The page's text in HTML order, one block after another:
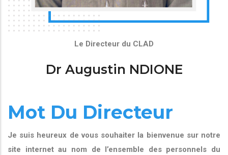
Le Directeur du CLAD
Dr Augustin NDIONE
Mot Du Directeur
Je suis heureux de vous souhaiter la bienvenue sur notre
site internet au nom de l’ensemble des personnels du